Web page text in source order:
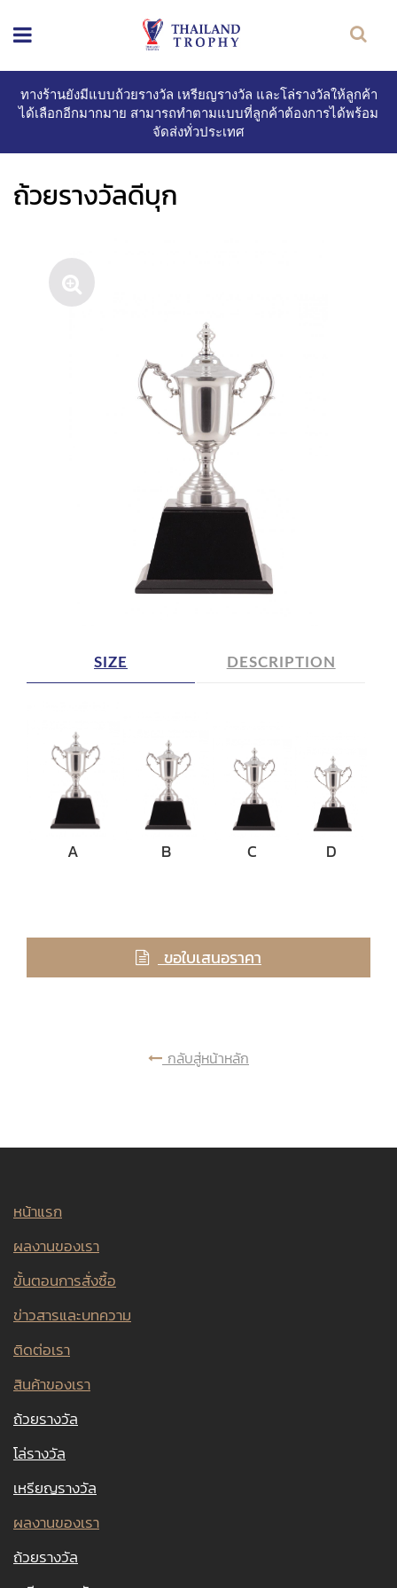
ทางร้านยังมีแบบถ้วยรางวัล เหรียญรางวัล และโล่รางวัลให้ลูกค้า
ได้เลือกอีกมากมาย สามารถทำตามแบบที่ลูกค้าต้องการได้พร้อม
จัดส่งทั่วประเทศ
ถ้วยรางวัลดีบุก
SIZE DESCRIPTION
A B C D
ขอใบเสนอราคา
กลับสู่หน้าหลัก
หน้าแรก
ผลงานของเรา
ขั้นตอนการสั่งซื้อ
ข่าวสารและบทความ
ติดต่อเรา
สินค้าของเรา
ถ้วยรางวัล
โล่รางวัล
เหรียญรางวัล
ผลงานของเรา
ถ้วยรางวัล